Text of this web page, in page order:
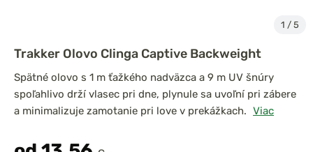
1 / 5
Trakker Olovo Clinga Captive Backweight
Spätné olovo s 1 m ťažkého nadväzca a 9 m UV šnúry
spoľahlivo drží vlasec pri dne, plynule sa uvoľní pri zábere
a minimalizuje zamotanie pri love v prekážkach. Viac